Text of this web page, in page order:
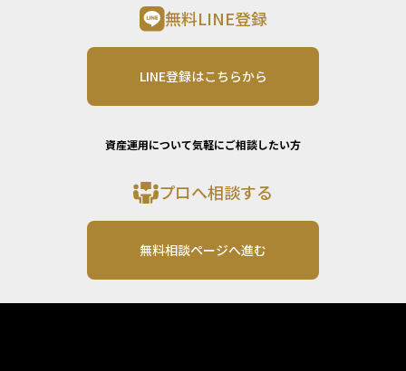
無料LINE登録
LINE登録はこちらから
資産運用について気軽にご相談したい方
プロへ相談する
無料相談ページへ進む